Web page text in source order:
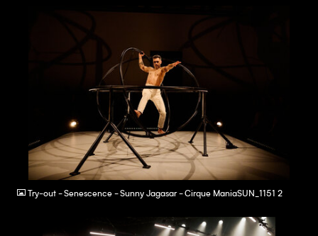
JPG
Try-out - Senescence - Sunny Jagasar - Cirque ManiaSUN_1151 2